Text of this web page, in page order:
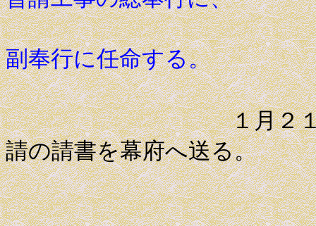
大目付伊
副奉行に任命する。
１月２１日 薩
請の請書を幕府へ送る。
江戸藩邸